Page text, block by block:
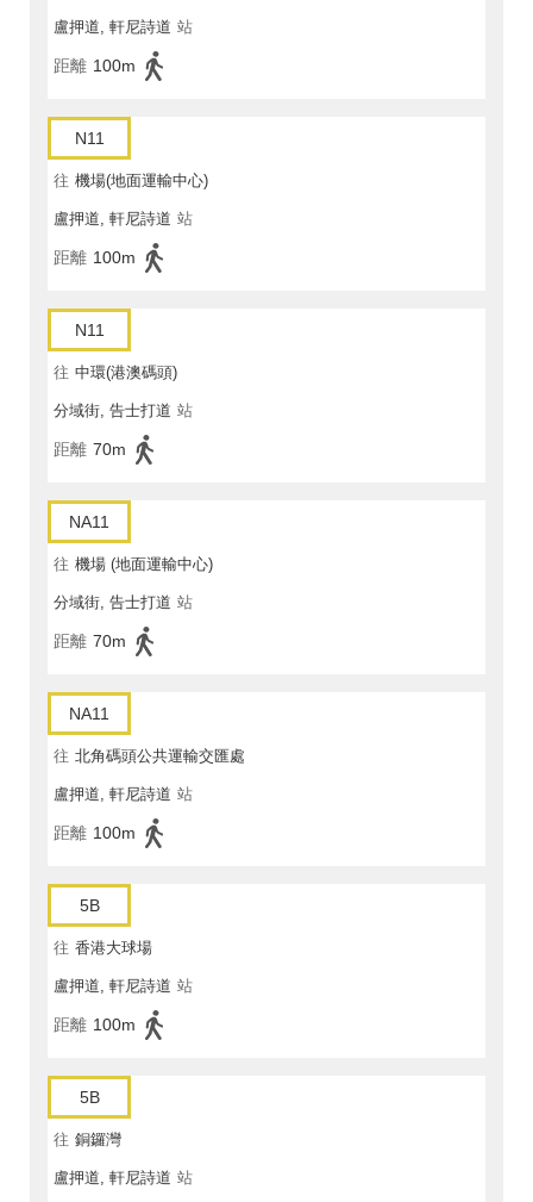
盧押道, 軒尼詩道 站
距離 100m
N11
往 機場(地面運輸中心)
盧押道, 軒尼詩道 站
距離 100m
N11
往 中環(港澳碼頭)
分域街, 告士打道 站
距離 70m
NA11
往 機場 (地面運輸中心)
分域街, 告士打道 站
距離 70m
NA11
往 北角碼頭公共運輸交匯處
盧押道, 軒尼詩道 站
距離 100m
5B
往 香港大球場
盧押道, 軒尼詩道 站
距離 100m
5B
往 銅鑼灣
盧押道, 軒尼詩道 站